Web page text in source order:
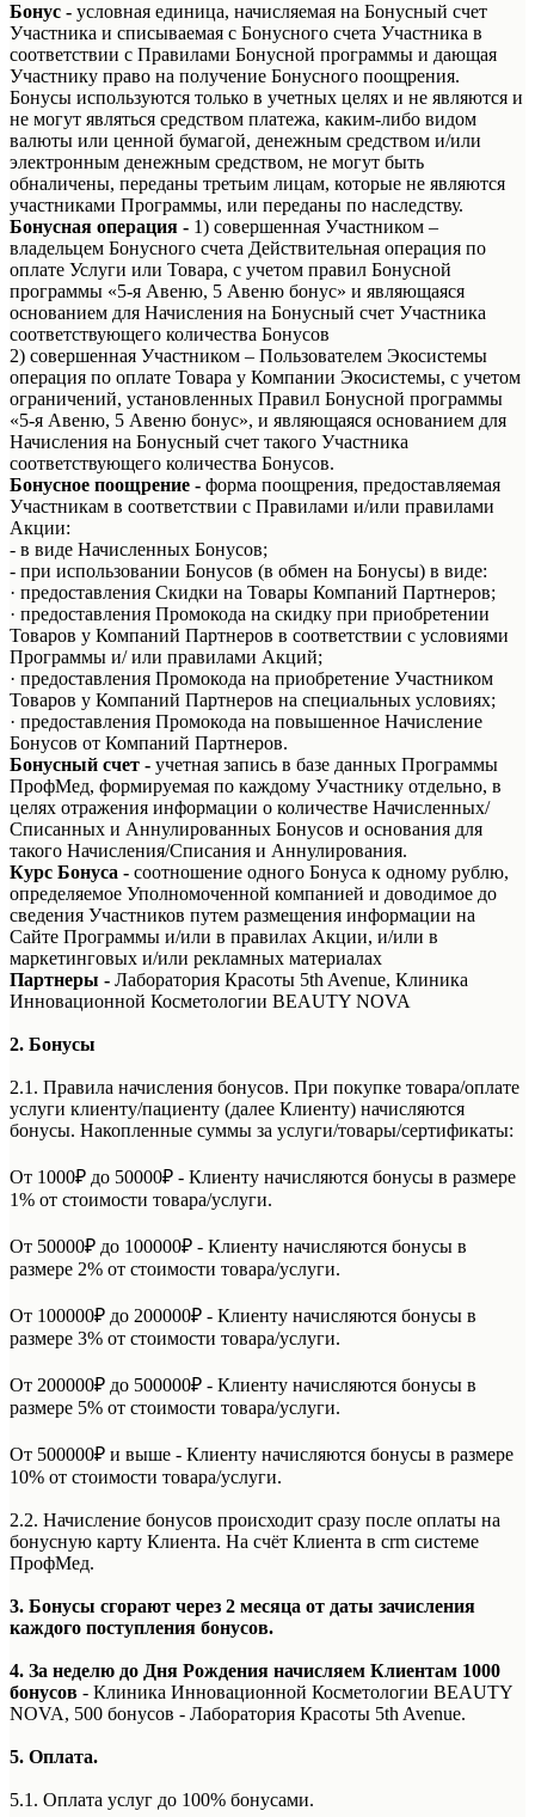
Бонус - условная единица, начисляемая на Бонусный счет
Участника и списываемая с Бонусного счета Участника в
соответствии с Правилами Бонусной программы и дающая
Участнику право на получение Бонусного поощрения.
Бонусы используются только в учетных целях и не являются и
не могут являться средством платежа, каким-либо видом
валюты или ценной бумагой, денежным средством и/или
электронным денежным средством, не могут быть
обналичены, переданы третьим лицам, которые не являются
участниками Программы, или переданы по наследству.
Бонусная операция - 1) совершенная Участником –
владельцем Бонусного счета Действительная операция по
оплате Услуги или Товара, с учетом правил Бонусной
программы «5-я Авеню, 5 Авеню бонус» и являющаяся
основанием для Начисления на Бонусный счет Участника
соответствующего количества Бонусов
2) совершенная Участником – Пользователем Экосистемы
операция по оплате Товара у Компании Экосистемы, с учетом
ограничений, установленных Правил Бонусной программы
«5-я Авеню, 5 Авеню бонус», и являющаяся основанием для
Начисления на Бонусный счет такого Участника
соответствующего количества Бонусов.
Бонусное поощрение - форма поощрения, предоставляемая
Участникам в соответствии с Правилами и/или правилами
Акции:
- в виде Начисленных Бонусов;
- при использовании Бонусов (в обмен на Бонусы) в виде:
· предоставления Скидки на Товары Компаний Партнеров;
· предоставления Промокода на скидку при приобретении
Товаров у Компаний Партнеров в соответствии с условиями
Программы и/ или правилами Акций;
· предоставления Промокода на приобретение Участником
Товаров у Компаний Партнеров на специальных условиях;
· предоставления Промокода на повышенное Начисление
Бонусов от Компаний Партнеров.
Бонусный счет - учетная запись в базе данных Программы
ПрофМед, формируемая по каждому Участнику отдельно, в
целях отражения информации о количестве Начисленных/
Списанных и Аннулированных Бонусов и основания для
такого Начисления/Списания и Аннулирования.
Курс Бонуса - соотношение одного Бонуса к одному рублю,
определяемое Уполномоченной компанией и доводимое до
сведения Участников путем размещения информации на
Сайте Программы и/или в правилах Акции, и/или в
маркетинговых и/или рекламных материалах
Партнеры - Лаборатория Красоты 5th Avenue, Клиника
Инновационной Косметологии BEAUTY NOVA
2. Бонусы
2.1. Правила начисления бонусов. При покупке товара/оплате
услуги клиенту/пациенту (далее Клиенту) начисляются
бонусы. Накопленные суммы за услуги/товары/сертификаты:
От 1000₽ до 50000₽ - Клиенту начисляются бонусы в размере
1% от стоимости товара/услуги.
От 50000₽ до 100000₽ - Клиенту начисляются бонусы в
размере 2% от стоимости товара/услуги.
От 100000₽ до 200000₽ - Клиенту начисляются бонусы в
размере 3% от стоимости товара/услуги.
От 200000₽ до 500000₽ - Клиенту начисляются бонусы в
размере 5% от стоимости товара/услуги.
От 500000₽ и выше - Клиенту начисляются бонусы в размере
10% от стоимости товара/услуги.
2.2. Начисление бонусов происходит сразу после оплаты на
бонусную карту Клиента. На счёт Клиента в crm системе
ПрофМед.
3. Бонусы сгорают через 2 месяца от даты зачисления
каждого поступления бонусов.
4. За неделю до Дня Рождения начисляем Клиентам 1000
бонусов - Клиника Инновационной Косметологии BEAUTY
NOVA, 500 бонусов - Лаборатория Красоты 5th Avenue.
5. Оплата.
5.1. Оплата услуг до 100% бонусами.